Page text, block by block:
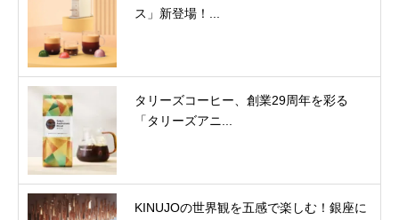
ス」新登場！...
タリーズコーヒー、創業29周年を彩る
「タリーズアニ...
KINUJOの世界観を五感で楽しむ！銀座に